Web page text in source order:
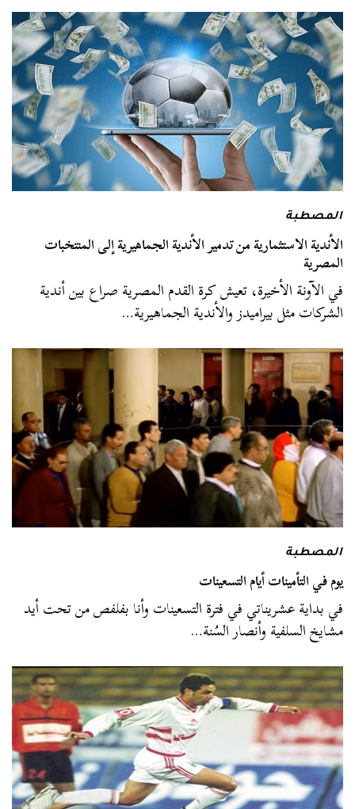
المصطبة
الأندية الاستثمارية من تدمير الأندية الجماهيرية إلى المنتخبات
المصرية
في الآونة الأخيرة، تعيش كرة القدم المصرية صراع بين أندية
الشركات مثل بيراميدز والأندية الجماهيرية…
المصطبة
يوم في التأمينات أيام التسعينات
في بداية عشريناتي في فترة التسعينات وأنا بفلفص من تحت أيد
مشايخ السلفية وأنصار السُنة…